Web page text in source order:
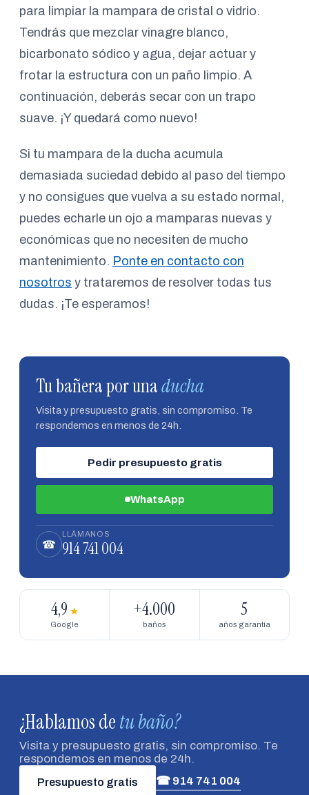
para limpiar la mampara de cristal o vidrio.
Tendrás que mezclar vinagre blanco,
bicarbonato sódico y agua, dejar actuar y
frotar la estructura con un paño limpio. A
continuación, deberás secar con un trapo
suave. ¡Y quedará como nuevo!
Si tu mampara de la ducha acumula
demasiada suciedad debido al paso del tiempo
y no consigues que vuelva a su estado normal,
puedes echarle un ojo a mamparas nuevas y
económicas que no necesiten de mucho
mantenimiento. Ponte en contacto con
nosotros y trataremos de resolver todas tus
dudas. ¡Te esperamos!
Tu bañera por unaducha
Visita y presupuesto gratis, sin compromiso. Te
respondemos en menos de 24h.
Pedir presupuesto gratis
WhatsApp
☎
LLÁMANOS
914 741 004
4,9 ★
Google
+4.000
baños
5
años garantía
¿Hablamos detu baño?
Visita y presupuesto gratis, sin compromiso. Te
respondemos en menos de 24h.
Presupuesto gratis ☎ 914 741 004